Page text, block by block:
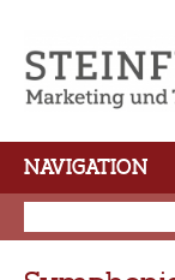
NAVIGATION